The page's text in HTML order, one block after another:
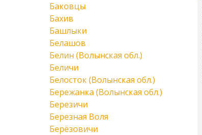
Баковцы
Бахив
Башлыки
Белашов
Белин (Волынская обл.)
Беличи
Белосток (Волынская обл.)
Бережанка (Волынская обл.)
Березичи
Березная Воля
Берёзовичи